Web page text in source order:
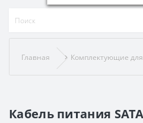
Главная Комплектующие
Кабель питания